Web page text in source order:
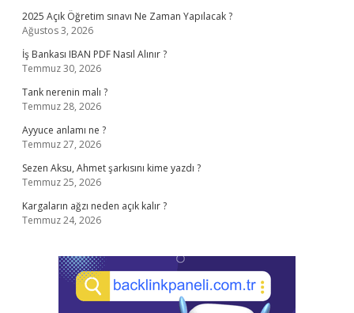
2025 Açık Öğretim sınavı Ne Zaman Yapılacak ?
Ağustos 3, 2026
İş Bankası IBAN PDF Nasıl Alınır ?
Temmuz 30, 2026
Tank nerenin malı ?
Temmuz 28, 2026
Ayyuce anlamı ne ?
Temmuz 27, 2026
Sezen Aksu, Ahmet şarkısını kime yazdı ?
Temmuz 25, 2026
Kargaların ağzı neden açık kalır ?
Temmuz 24, 2026